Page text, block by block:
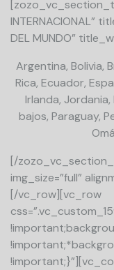
INTERNACIONAL”
DEL MUNDO”
Argentina, Bolivia,
Rica, Ecuador,
Irlanda, Jordania,
bajos, Paraguay,
[/
img_size=”full”
[/vc_row][vc_row